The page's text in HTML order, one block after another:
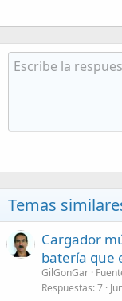
Temas
Cargador
batería que
GilGonGar
Respuestas 7